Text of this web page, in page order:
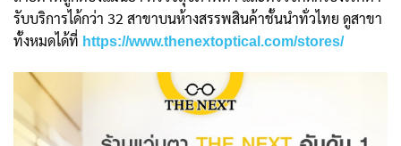
รับบริการได้กว่า 32 สาขาบนห้างสรรพสินค้าชั้นนำทั่วไทย ดูสาขา
ทั้งหมดได้ที่ https://www.thenextoptical.com/stores/